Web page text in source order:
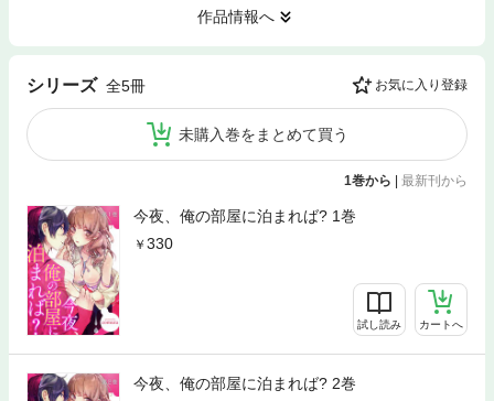
作品情報へ
シリーズ 全5冊 お気に入り登録
未購入巻をまとめて買う
1巻から 最新刊から
今夜、俺の部屋に泊まれば? 1巻
330
試し読み カートへ
今夜、俺の部屋に泊まれば? 2巻